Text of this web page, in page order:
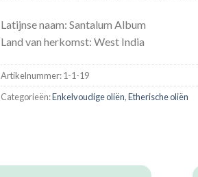
Latijnse naam: Santalum Album
Land van herkomst: West India
Artikelnummer:1-1-19
Categorieën:Enkelvoudige oliën,Etherische oliën